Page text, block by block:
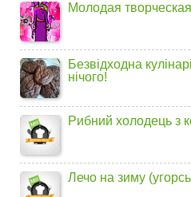
Молодая
Безвідходна
нічого!
Рибний холодець з
Лечо на зиму